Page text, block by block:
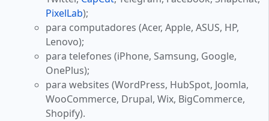
PixelLab);
para computadores (Acer, Apple, ASUS, HP,
Lenovo);
para telefones (iPhone, Samsung, Google,
OnePlus);
para websites (WordPress, HubSpot, Joomla,
WooCommerce, Drupal, Wix, BigCommerce,
Shopify).